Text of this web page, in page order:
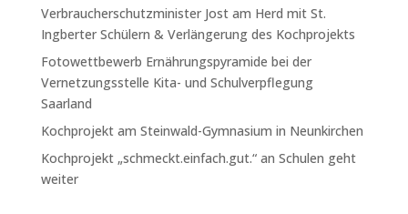
Verbraucherschutzminister Jost am Herd mit St.
Ingberter Schülern & Verlängerung des Kochprojekts
Fotowettbewerb Ernährungspyramide bei der
Vernetzungsstelle Kita- und Schulverpflegung
Saarland
Kochprojekt am Steinwald-Gymnasium in Neunkirchen
Kochprojekt „schmeckt.einfach.gut.“ an Schulen geht
weiter